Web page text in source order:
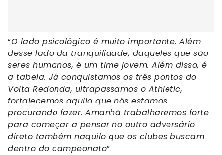
“O lado psicológico é muito importante. Além
desse lado da tranquilidade, daqueles que são
seres humanos, é um time jovem. Além disso, é
a tabela. Já conquistamos os três pontos do
Volta Redonda, ultrapassamos o Athletic,
fortalecemos aquilo que nós estamos
procurando fazer. Amanhã trabalharemos forte
para começar a pensar no outro adversário
direto também naquilo que os clubes buscam
dentro do campeonato”.